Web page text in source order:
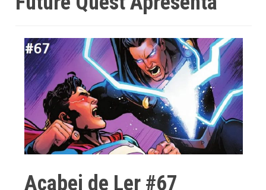
Acabei de Ler #67